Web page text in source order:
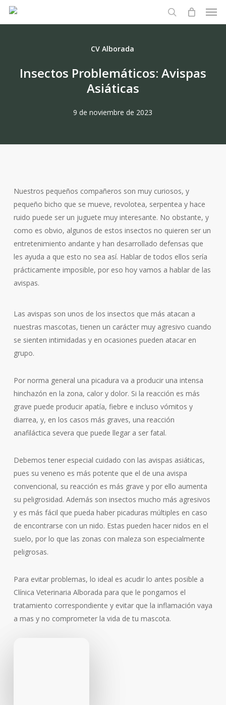
Skip
search
CV Alborada
Insectos Problemáticos: Avispas
Asiáticas
9 de noviembre de 2023
Nuestros pequeños compañeros son muy curiosos, y
pequeño bicho que se mueve, revolotea, serpentea y hace
ruido puede ser un juguete muy interesante. No obstante, y
como es obvio, algunos de estos insectos no quieren ser un
entretenimiento andante y han desarrollado defensas que
les ayuda a que esto no sea así. Hablar de todos ellos sería
prácticamente imposible, por eso hoy vamos a hablar de las
avispas.
Las avispas son unos de los insectos que más atacan a
nuestras mascotas, tienen un carácter muy agresivo cuando
se sienten intimidadas y en ocasiones pueden atacar en
grupo.
Por norma general una picadura va a producir una intensa
hinchazón en la zona, calor y dolor. Si la reacción es más
grave puede producir apatía, fiebre e incluso vómitos y
diarrea, y, en los casos más graves, una reacción
anafiláctica severa que puede llegar a ser fatal.
Debemos tener especial cuidado con las avispas asiáticas,
pues su veneno es más potente que el de una avispa
convencional, su reacción es más grave y por ello aumenta
su peligrosidad. Además son insectos mucho más agresivos
y es más fácil que pueda haber picaduras múltiples en caso
de encontrarse con un nido. Estas pueden hacer nidos en el
suelo, por lo que las zonas con maleza son especialmente
peligrosas.
Para evitar problemas, lo ideal es acudir lo antes posible a
Clínica Veterinaria Alborada para que le pongamos el
tratamiento correspondiente y evitar que la inflamación vaya
a mas y no comprometer la vida de tu mascota.